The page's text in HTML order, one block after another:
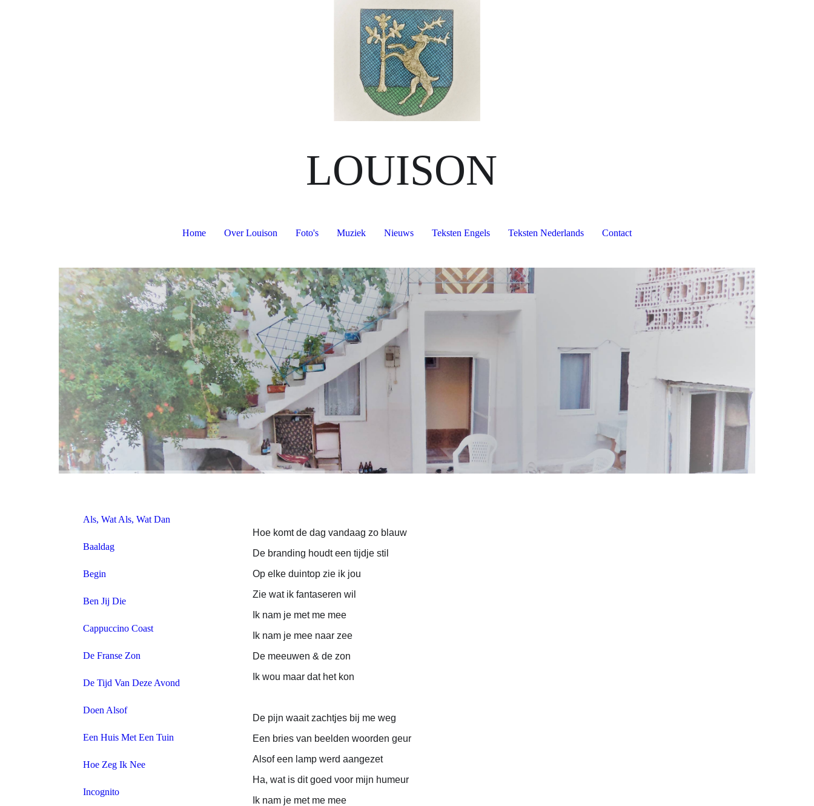
LOUISON
Home Over Louison Foto's Muziek Nieuws Teksten Engels Teksten Nederlands Contact
Als, Wat Als, Wat Dan
Baaldag
Begin
Ben Jij Die
Cappuccino Coast
De Franse Zon
De Tijd Van Deze Avond
Doen Alsof
Een Huis Met Een Tuin
Hoe Zeg Ik Nee
Incognito
Hoe komt de dag vandaag zo blauw
De branding houdt een tijdje stil
Op elke duintop zie ik jou
Zie wat ik fantaseren wil
Ik nam je met me mee
Ik nam je mee naar zee
De meeuwen & de zon
Ik wou maar dat het kon
De pijn waait zachtjes bij me weg
Een bries van beelden woorden geur
Alsof een lamp werd aangezet
Ha, wat is dit goed voor mijn humeur
Ik nam je met me mee